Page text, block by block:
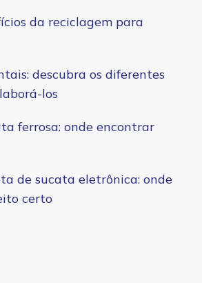
da reciclagem para
descubra os diferentes
los
ferrosa: onde encontrar
de sucata eletrônica: onde
certo